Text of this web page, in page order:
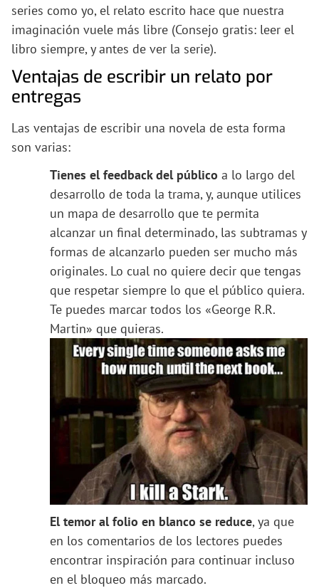
series como yo, el relato escrito hace que nuestra
imaginación vuele más libre (Consejo gratis: leer el
libro siempre, y antes de ver la serie).
Ventajas de escribir un relato por
entregas
Las ventajas de escribir una novela de esta forma
son varias:
Tienes el feedback del público a lo largo del
desarrollo de toda la trama, y, aunque utilices
un mapa de desarrollo que te permita
alcanzar un final determinado, las subtramas y
formas de alcanzarlo pueden ser mucho más
originales. Lo cual no quiere decir que tengas
que respetar siempre lo que el público quiera.
Te puedes marcar todos los «George R.R.
Martin» que quieras.
El temor al folio en blanco se reduce, ya que
en los comentarios de los lectores puedes
encontrar inspiración para continuar incluso
en el bloqueo más marcado.